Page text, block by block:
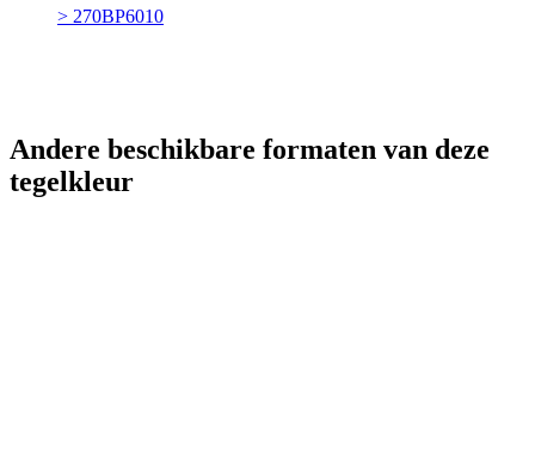
> 270BP6010
Andere beschikbare formaten van deze
tegelkleur